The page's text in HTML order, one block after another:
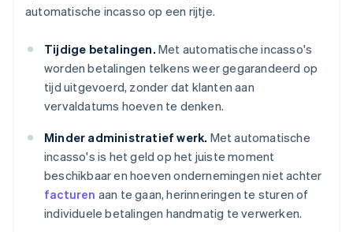
automatische incasso op een rijtje.
Tijdige betalingen. Met automatische incasso's
worden betalingen telkens weer gegarandeerd op
tijd uitgevoerd, zonder dat klanten aan
vervaldatums hoeven te denken.
Minder administratief werk. Met automatische
incasso's is het geld op het juiste moment
beschikbaar en hoeven ondernemingen niet achter
facturen aan te gaan, herinneringen te sturen of
individuele betalingen handmatig te verwerken.